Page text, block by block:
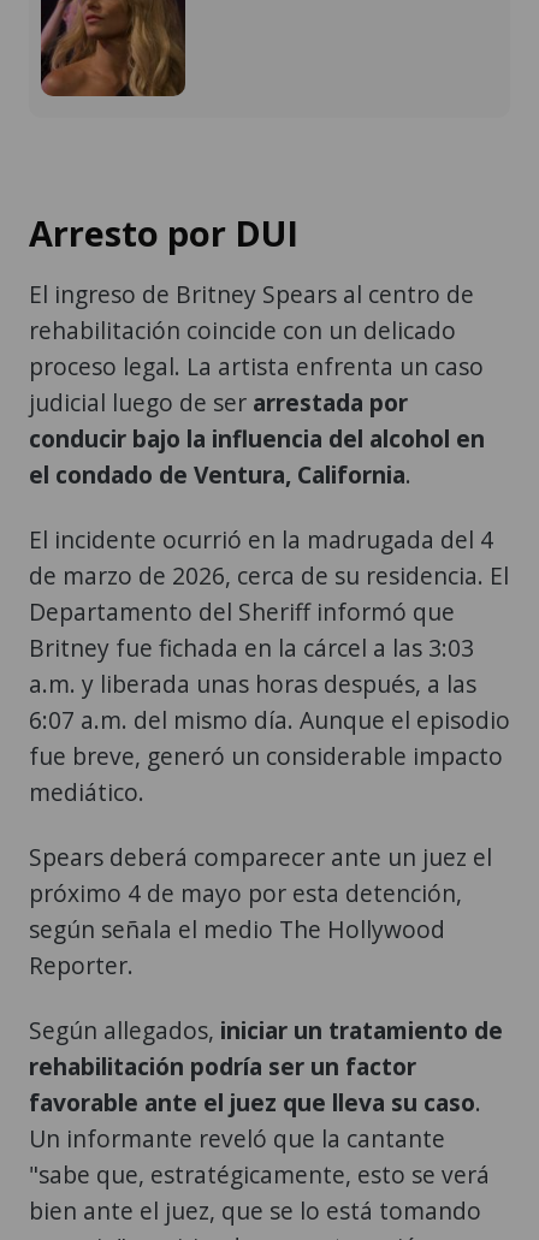
Arresto por DUI
El ingreso de Britney Spears al centro de
rehabilitación coincide con un delicado
proceso legal. La artista enfrenta un caso
judicial luego de ser arrestada por
conducir bajo la influencia del alcohol en
el condado de Ventura, California.
El incidente ocurrió en la madrugada del 4
de marzo de 2026, cerca de su residencia. El
Departamento del Sheriff informó que
Britney fue fichada en la cárcel a las 3:03
a.m. y liberada unas horas después, a las
6:07 a.m. del mismo día. Aunque el episodio
fue breve, generó un considerable impacto
mediático.
Spears deberá comparecer ante un juez el
próximo 4 de mayo por esta detención,
según señala el medio The Hollywood
Reporter.
Según allegados, iniciar un tratamiento de
rehabilitación podría ser un factor
favorable ante el juez que lleva su caso.
Un informante reveló que la cantante
"sabe que, estratégicamente, esto se verá
bien ante el juez, que se lo está tomando